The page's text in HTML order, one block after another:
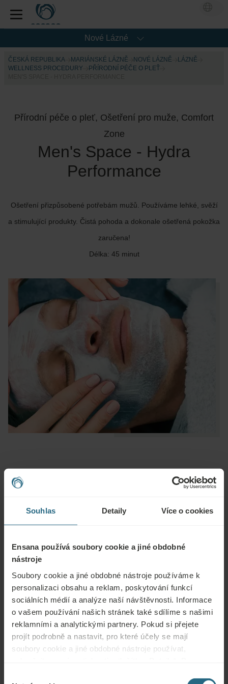
Souhlas Detaily Více o cookies
Ensana používá soubory cookie a jiné obdobné
nástroje
Soubory cookie a jiné obdobné nástroje používáme k
personalizaci obsahu a reklam, poskytování funkcí
sociálních médií a analýze naší návštěvnosti. Informace
o vašem používání našich stránek také sdílíme s našimi
reklamními a analytickými partnery. Pokud si přejete
projít podrobně a nastavit, pro které účely se mají
soubory cookie a jiné obdobné nástroje používat,
Nové Lázné
ČESKÁ REPUBLIKA MARIÁNSKÉ LÁZNĚ NOVÉ LÁZNĚ
LÁZNĚ
WELLNESS PROCEDURY
PŘÍRODNÍ PÉČE O PLEŤ
Přírodní péče o pleť, Ošetření pro muže, Comfort
Zone
Men's Space - Hydra
Performance
Ošetření přizpůsobené potřebám mužů. Používáme lehké, svěží
a stimulující produkty. Čistá pohoda a dokonale ošetřená pokožka
zaručena!
Délka: 45 minut
Obraťte se na nás s jakýmikoli dotazy ohledně našich hotelů Ensana nebo
Rezervace
Naše nejlepší nabídky si můžete rezervovat zde. Pokud se chcete připojit k
našemu věrnostnímu programu a získat další slevy, výhody nebo chcete jen
dostávat aktuální informace o všech novinkách, klikněte zde.
REZERVOVAT NYNÍ